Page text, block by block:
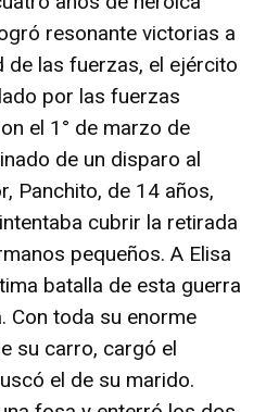
resonante victorias a
de las fuerzas, el ejército
por las fuerzas
el 1° de marzo de
de un disparo al
Panchito, de 14 años,
cubrir la retirada
pequeños. A Elisa
batalla de esta guerra
Con toda su enorme
su carro, cargó el
el de su marido.